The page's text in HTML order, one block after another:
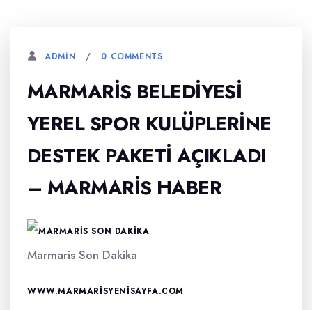
ADMIN 0 COMMENTS
MARMARIS BELEDIYESI
YEREL SPOR KULÜPLERINE
DESTEK PAKETI AÇIKLADI
– MARMARIS HABER
Marmaris Son Dakika
WWW.MARMARISYENISAYFA.COM